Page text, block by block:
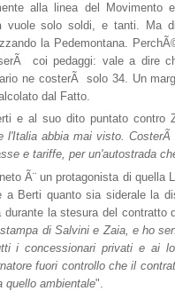
alla linea del Movimento
vuole solo soldi, e tanti. Ma
la Pedemontana.
coi pedaggi: vale a dire
ne costerÃ solo 34. Un
dal Fatto.
e al suo dito puntato contro
l'Italia abbia mai visto.
e tariffe, per un'autostrada
Ã¨ un protagonista di
a Berti quanto sia siderale la
la stesura del
di Salvini e Zaia, e ho
i concessionari privati e ai
fuori controllo che il
quello ambientale".